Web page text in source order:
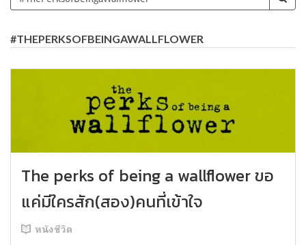
#THEPERKSOFBEINGAWALLFLOWER
The perks of being a wallflower ขอ
แค่มีใครสัก(สอง)คนที่เข้าใจ
หนังชีวิต